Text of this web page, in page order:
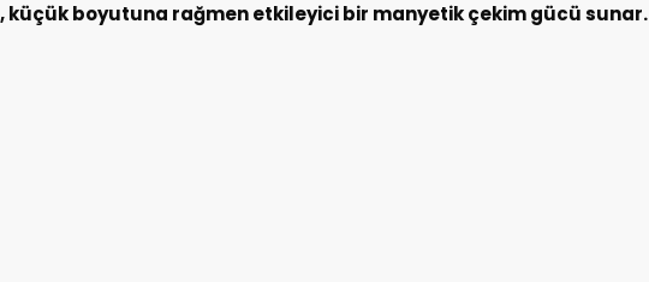
küçük boyutuna rağmen etkileyici bir manyetik çekim gücü sunar.